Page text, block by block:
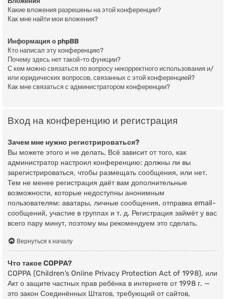
Какие вложения разрешены на этой конференции?
Как мне найти мои вложения?
Информация о phpBB
Кто написал эту конференцию?
Почему здесь нет такой-то функции?
С кем можно связаться по вопросу некорректного использования и/
или юридических вопросов, связанных с этой конференцией?
Как мне связаться с администратором конференции?
Вход на конференцию и регистрация
Зачем мне нужно регистрироваться?
Вы можете этого и не делать. Всё зависит от того, как
администратор настроил конференцию: должны ли вы
зарегистрироваться, чтобы размещать сообщения, или нет.
Тем не менее регистрация даёт вам дополнительные
возможности, которые недоступны анонимным
пользователям: аватары, личные сообщения, отправка email-
сообщений, участие в группах и т. д. Регистрация займёт у вас
всего пару минут, поэтому мы рекомендуем это сделать.
Вернуться к началу
Что такое COPPA?
COPPA (Children’s Online Privacy Protection Act of 1998), или
Акт о защите частных прав ребёнка в интернете от 1998 г. —
это закон Соединённых Штатов, требующий от сайтов,